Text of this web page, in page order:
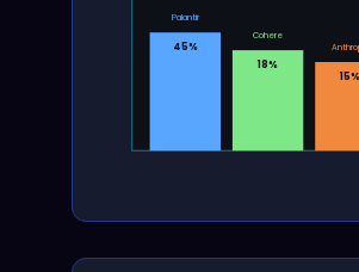
Palantir
45%
Cohere
18%
15%